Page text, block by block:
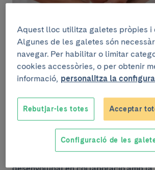
ElInternational PhD Programme at
dissenyat per donar suport als
predoctorals (R1) al llarg del seu
professional. Aquesta iniciativa està
R1 dels grups de recerca de
Aquest lloc utilitza galetes pròpies i
Algunes de les galetes són
navegar. Per habilitar o limitar
cookies accessòries, o per obtenir
informació, personalitza la
Rebutjar-les totes Acceptar
Configuració de les